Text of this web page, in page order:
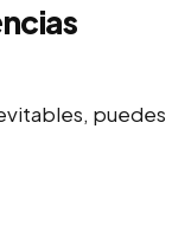
puedes